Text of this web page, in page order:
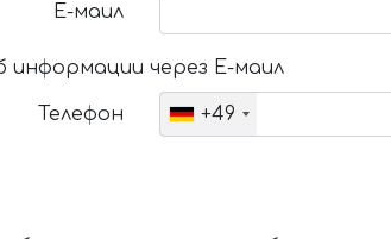
Е-маил
через Е-маил
Телефон +49